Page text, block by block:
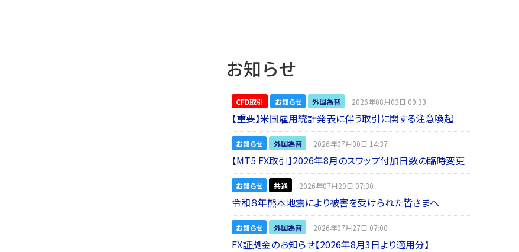
お知らせ
CFD取引 お知らせ 外国為替 2026年08月03日 09:33
【重要】米国雇用統計発表に伴う取引に関する注意喚起
お知らせ 外国為替 2026年07月30日 14:37
【MT5 FX取引】2026年8月のスワップ付加日数の臨時変更
お知らせ 共通 2026年07月29日 07:30
令和８年熊本地震により被害を受けられた皆さまへ
お知らせ 外国為替 2026年07月27日 07:00
FX証拠金のお知らせ【2026年8月3日より適用分】